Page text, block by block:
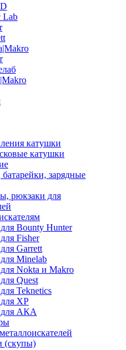
Lab
катушки
катушки
зарядные
рюкзаки для
Bounty Hunter
Fisher
Garrett
Minelab
Nokta и Makro
Quest
Teknetics
XP
для АКА
(скупы)